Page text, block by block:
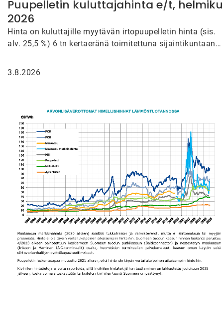
Puupelletin kuluttajahinta e/t,
2026
Hinta on kuluttajille myytävän irtopuupelletin hinta (sis.
alv. 25,5 %) 6 tn kertaeränä toimitettuna sijaintikuntaan
3.8.2026